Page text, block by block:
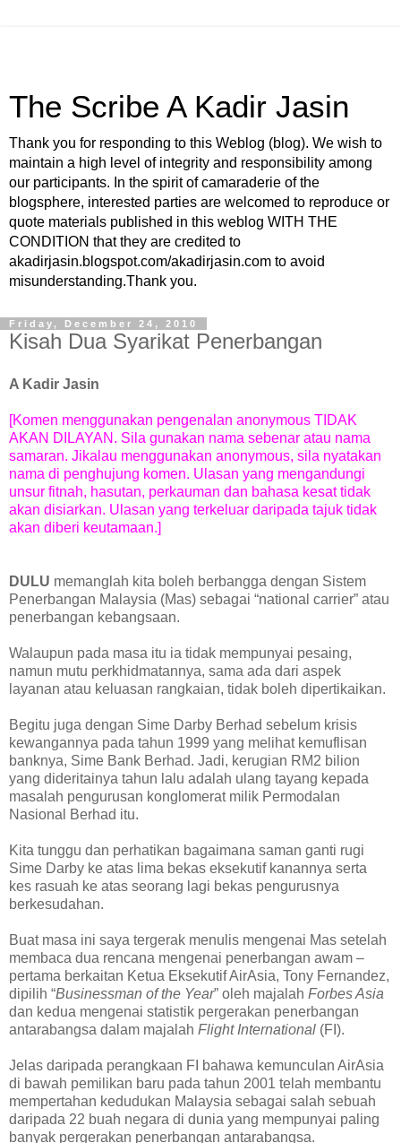
The Scribe A Kadir Jasin
Thank you for responding to this Weblog (blog). We wish to
maintain a high level of integrity and responsibility among
our participants. In the spirit of camaraderie of the
blogsphere, interested parties are welcomed to reproduce or
quote materials published in this weblog WITH THE
CONDITION that they are credited to
akadirjasin.blogspot.com/akadirjasin.com to avoid
misunderstanding.Thank you.
Friday, December 24, 2010
Kisah Dua Syarikat Penerbangan
A Kadir Jasin
[Komen menggunakan pengenalan anonymous TIDAK
AKAN DILAYAN. Sila gunakan nama sebenar atau nama
samaran. Jikalau menggunakan anonymous, sila nyatakan
nama di penghujung komen. Ulasan yang mengandungi
unsur fitnah, hasutan, perkauman dan bahasa kesat tidak
akan disiarkan. Ulasan yang terkeluar daripada tajuk tidak
akan diberi keutamaan.]
DULU memanglah kita boleh berbangga dengan Sistem
Penerbangan Malaysia (Mas) sebagai “national carrier” atau
penerbangan kebangsaan.
Walaupun pada masa itu ia tidak mempunyai pesaing,
namun mutu perkhidmatannya, sama ada dari aspek
layanan atau keluasan rangkaian, tidak boleh dipertikaikan.
Begitu juga dengan Sime Darby Berhad sebelum krisis
kewangannya pada tahun 1999 yang melihat kemuflisan
banknya, Sime Bank Berhad. Jadi, kerugian RM2 bilion
yang dideritainya tahun lalu adalah ulang tayang kepada
masalah pengurusan konglomerat milik Permodalan
Nasional Berhad itu.
Kita tunggu dan perhatikan bagaimana saman ganti rugi
Sime Darby ke atas lima bekas eksekutif kanannya serta
kes rasuah ke atas seorang lagi bekas pengurusnya
berkesudahan.
Buat masa ini saya tergerak menulis mengenai Mas setelah
membaca dua rencana mengenai penerbangan awam –
pertama berkaitan Ketua Eksekutif AirAsia, Tony Fernandez,
dipilih “Businessman of the Year” oleh majalah Forbes Asia
dan kedua mengenai statistik pergerakan penerbangan
antarabangsa dalam majalah Flight International (FI).
Jelas daripada perangkaan FI bahawa kemunculan AirAsia
di bawah pemilikan baru pada tahun 2001 telah membantu
mempertahan kedudukan Malaysia sebagai salah sebuah
daripada 22 buah negara di dunia yang mempunyai paling
banyak pergerakan penerbangan antarabangsa.